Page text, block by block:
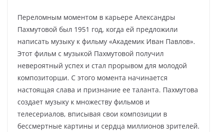
Переломным моментом в карьере Александры
Пахмутовой был 1951 год, когда ей предложили
написать музыку к фильму «Академик Иван Павлов».
Этот фильм с музыкой Пахмутовой получил
невероятный успех и стал прорывом для молодой
композиторши. С этого момента начинается
настоящая слава и признание ее таланта. Пахмутова
создает музыку к множеству фильмов и
телесериалов, вписывая свои композиции в
бессмертные картины и сердца миллионов зрителей.